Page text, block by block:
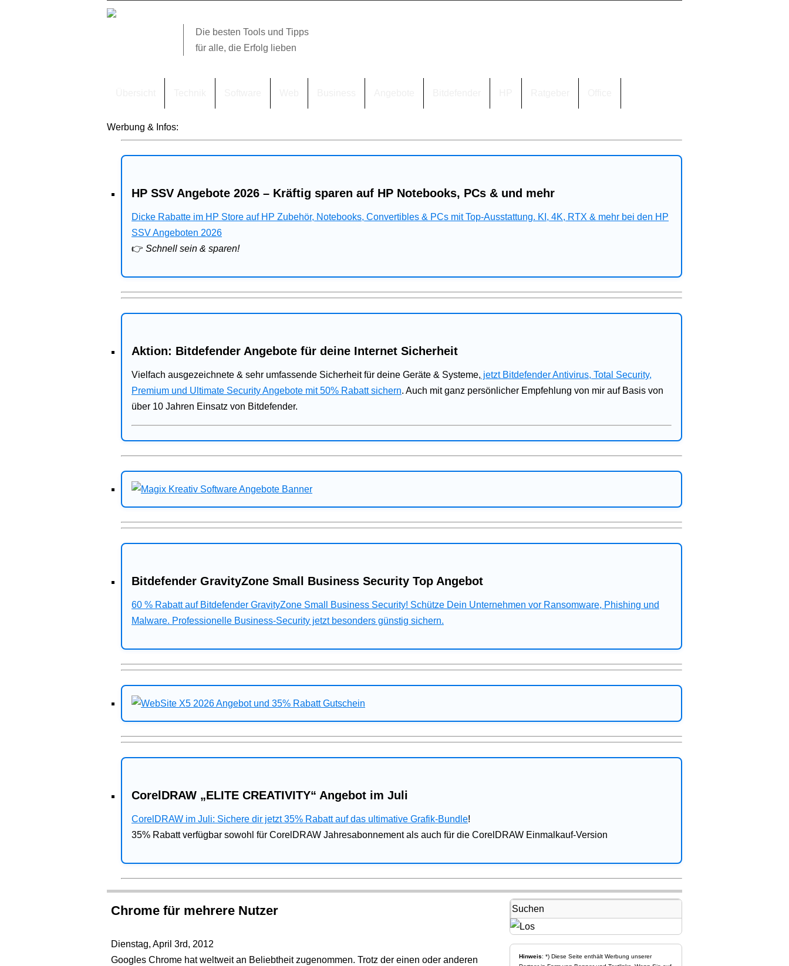
Die besten Tools und Tipps
für alle, die Erfolg lieben
Werbung & Infos:
HP SSV Angebote 2026 – Kräftig sparen auf HP Notebooks, PCs & und mehr
Dicke Rabatte im HP Store auf HP Zubehör, Notebooks, Convertibles & PCs mit Top-Ausstattung. KI, 4K, RTX & mehr bei den HP
SSV Angeboten 2026
👉 Schnell sein & sparen!
Aktion: Bitdefender Angebote für deine Internet Sicherheit
Vielfach ausgezeichnete & sehr umfassende Sicherheit für deine Geräte & Systeme, jetzt Bitdefender Antivirus, Total Security,
Premium und Ultimate Security Angebote mit 50% Rabatt sichern. Auch mit ganz persönlicher Empfehlung von mir auf Basis von
über 10 Jahren Einsatz von Bitdefender.
Bitdefender GravityZone Small Business Security Top Angebot
60 % Rabatt auf Bitdefender GravityZone Small Business Security! Schütze Dein Unternehmen vor Ransomware, Phishing und
Malware. Professionelle Business-Security jetzt besonders günstig sichern.
CorelDRAW „ELITE CREATIVITY“ Angebot im Juli
CorelDRAW im Juli: Sichere dir jetzt 35% Rabatt auf das ultimative Grafik-Bundle!
35% Rabatt verfügbar sowohl für CorelDRAW Jahresabonnement als auch für die CorelDRAW Einmalkauf-Version
Chrome für mehrere Nutzer
Dienstag, April 3rd, 2012
Googles Chrome hat weltweit an Beliebtheit zugenommen. Trotz der einen oder anderen
Hinweis: *) Diese Seite enthält Werbung unserer